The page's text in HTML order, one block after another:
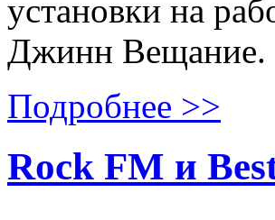
установки на
Джинн Вещание.
Подробнее >>
Rock FM и